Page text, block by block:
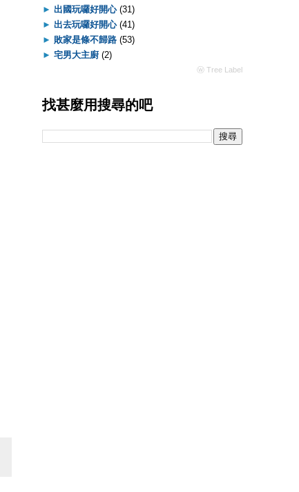
► 出國玩囉好開心 (31)
► 出去玩囉好開心 (41)
► 敗家是條不歸路 (53)
► 宅男大主廚 (2)
ⓦ Tree Label
找甚麼用搜尋的吧